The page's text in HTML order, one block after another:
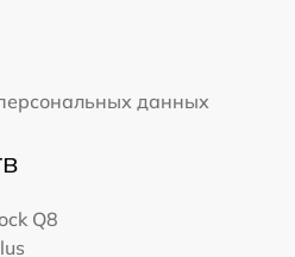
данных
Q8